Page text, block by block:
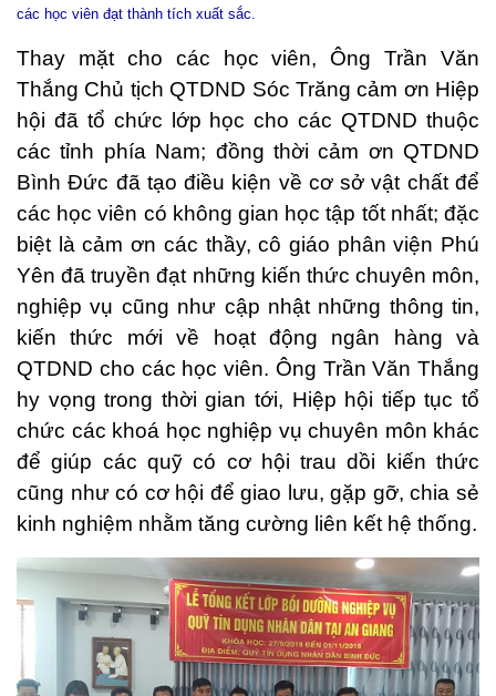
các học viên đạt thành tích xuất sắc.
Thay mặt cho các học viên, Ông Trần Văn
Thắng Chủ tịch QTDND Sóc Trăng cảm ơn Hiệp
hội đã tổ chức lớp học cho các QTDND thuộc
các tỉnh phía Nam; đồng thời cảm ơn QTDND
Bình Đức đã tạo điều kiện về cơ sở vật chất để
các học viên có không gian học tập tốt nhất; đặc
biệt là cảm ơn các thầy, cô giáo phân viện Phú
Yên đã truyền đạt những kiến thức chuyên môn,
nghiệp vụ cũng như cập nhật những thông tin,
kiến thức mới về hoạt động ngân hàng và
QTDND cho các học viên. Ông Trần Văn Thắng
hy vọng trong thời gian tới, Hiệp hội tiếp tục tổ
chức các khoá học nghiệp vụ chuyên môn khác
để giúp các quỹ có cơ hội trau dồi kiến thức
cũng như có cơ hội để giao lưu, gặp gỡ, chia sẻ
kinh nghiệm nhằm tăng cường liên kết hệ thống.